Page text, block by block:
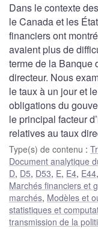
Dans le contexte
le Canada et les
financiers ont
avaient plus de
terme de la Banque
directeur. Nous
le taux à un jour et
obligations du
le principal facteur
relatives au taux
Type(s) de contenu :
Document analytique
D, D5, D53, E, E4, E44,
Marchés financiers et
marchés, Modèles et
statistiques et
transmission de la